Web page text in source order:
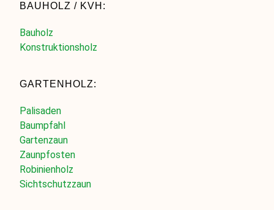
BAUHOLZ / KVH:
Bauholz
Konstruktionsholz
GARTENHOLZ:
Palisaden
Baumpfahl
Gartenzaun
Zaunpfosten
Robinienholz
Sichtschutzzaun